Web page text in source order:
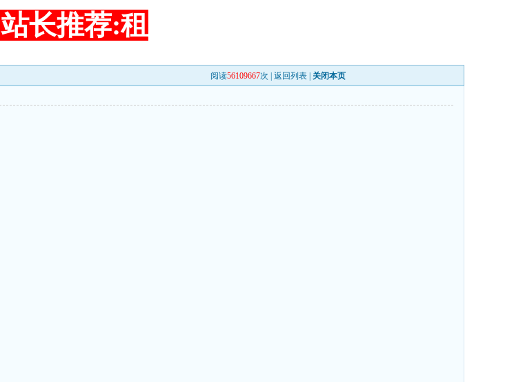
站长推荐:租
阅读56109667次 | 返回列表 关闭本页